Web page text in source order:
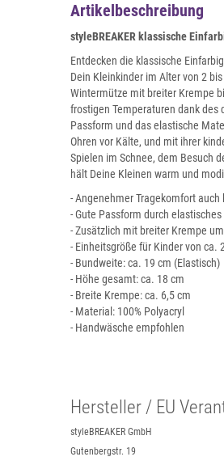
Artikelbeschreibung
styleBREAKER klassische
Entdecken die klassische
Dein Kleinkinder im Alter von 2
Wintermütze mit breiter Krempe
frostigen Temperaturen dank des
Passform und das elastische
Ohren vor Kälte, und mit ihrer
Spielen im Schnee, dem Besuch
hält Deine Kleinen warm und
- Angenehmer Tragekomfort
- Gute Passform durch elastisches
- Zusätzlich mit breiter Krempe
- Einheitsgröße für Kinder von
- Bundweite: ca. 19 cm (Elastisch)
- Höhe gesamt: ca. 18 cm
- Breite Krempe: ca. 6,5 cm
- Material: 100% Polyacryl
- Handwäsche empfohlen
Hersteller / EU
styleBREAKER GmbH
Gutenbergstr. 19